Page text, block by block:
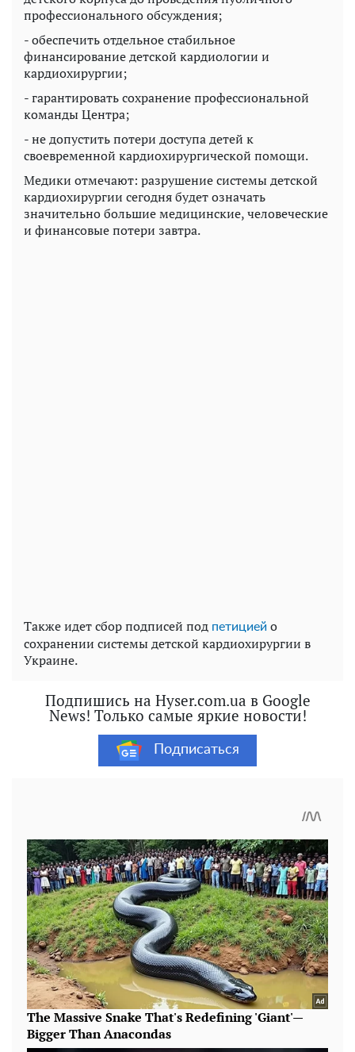
профессионального обсуждения;
- обеспечить отдельное стабильное
финансирование детской кардиологии и
кардиохирургии;
- гарантировать сохранение профессиональной
команды Центра;
- не допустить потери доступа детей к
своевременной кардиохирургической помощи.
Медики отмечают: разрушение системы детской
кардиохирургии сегодня будет означать
значительно большие медицинские, человеческие
и финансовые потери завтра.
Также идет сбор подписей под петицией о
сохранении системы детской кардиохирургии в
Украине.
Подпишись на Hyser.com.ua в Google
News! Только самые яркие новости!
Подписаться